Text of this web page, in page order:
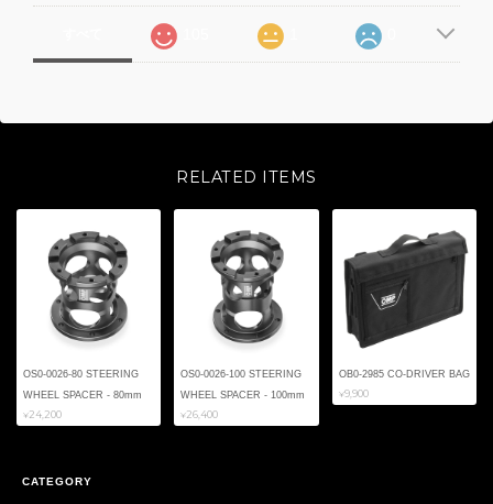
RELATED ITEMS
OS0-0026-80 STEERING
WHEEL SPACER - 80mm
¥24,200
OS0-0026-100 STEERING
WHEEL SPACER - 100mm
¥26,400
OB0-2985 CO-DRIVER BAG
¥9,900
CATEGORY